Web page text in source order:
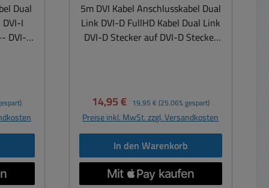
DVI
10m
D
bei
Dual
DVI-I
DVI-D
5m DVI Kabel Anschlusskabel Dual
Link DVI-D FullHD Kabel Dual Link
DVI-D Stecker auf DVI-D Stecker
vom PC zum Monitor. Die
Übertragung der Bilddaten erfolgt
im DVI-D Standard 100% digital,
dadurch werden verlustbehaftete
Signalumwandlungen von digital
zu analog vermieden. Der DVI-D
Verkaufspreis:
14,95 € Regulärer Preis:
19,95 € (25.06% gespart)
Preise inkl. MwSt. zzgl. Versandkosten
In den Warenkorb